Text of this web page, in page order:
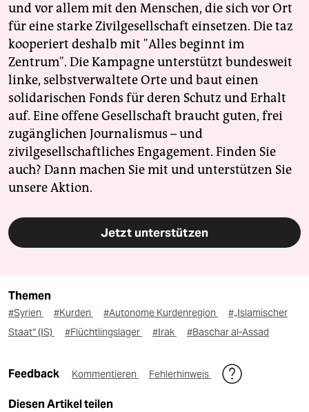
und vor allem mit den Menschen, die sich vor Ort
für eine starke Zivilgesellschaft einsetzen. Die taz
kooperiert deshalb mit "Alles beginnt im
Zentrum". Die Kampagne unterstützt bundesweit
linke, selbstverwaltete Orte und baut einen
solidarischen Fonds für deren Schutz und Erhalt
auf. Eine offene Gesellschaft braucht guten, frei
zugänglichen Journalismus – und
zivilgesellschaftliches Engagement. Finden Sie
auch? Dann machen Sie mit und unterstützen Sie
unsere Aktion.
Jetzt unterstützen
Themen
#Syrien #Kurden #Autonome Kurdenregion
#„Islamischer
Staat“ (IS)
#Flüchtlingslager #Irak #Baschar al-Assad
Feedback Kommentieren Fehlerhinweis
Diesen Artikel teilen